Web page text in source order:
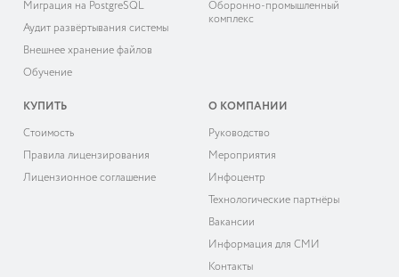
Миграция на PostgreSQL
Аудит развёртывания системы
Внешнее хранение файлов
Обучение
Оборонно-промышленный
комплекс
КУПИТЬ
Cтоимость
Правила лицензирования
Лицензионное соглашение
О КОМПАНИИ
Руководство
Мероприятия
Инфоцентр
Технологические партнёры
Вакансии
Информация для СМИ
Контакты